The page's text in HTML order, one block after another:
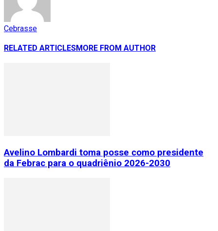
Cebrasse
RELATED ARTICLESMORE FROM AUTHOR
Avelino Lombardi toma posse como presidente
da Febrac para o quadriênio 2026-2030